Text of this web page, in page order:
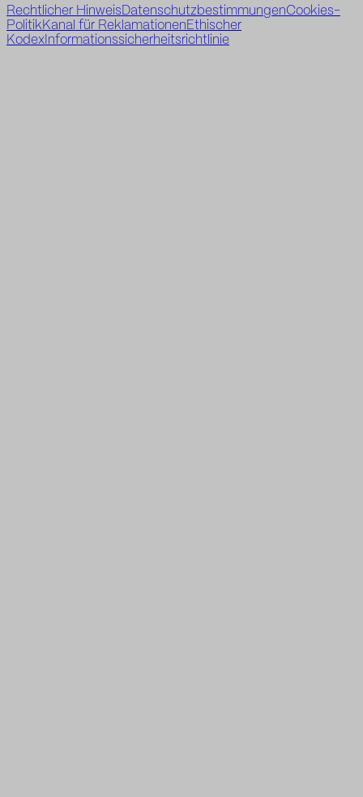
Rechtlicher Hinweis DatenschutzbestimmungenCookies-
Politik Kanal für Reklamationen Ethischer
Kodex Informationssicherheitsrichtlinie